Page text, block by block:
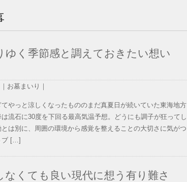
ゆく季節感と調えておきたい想い
｜お墓まいり｜
やっと涼しくなったもののまだ真夏日が続いていた東海地方
は流石に30度を下回る最高気温予想。どうにも調子が狂ってし
とは別に、周囲の環境から感覚を整えることの大切さに気がつ
ブ […]
なくても良い現代に想う有り難さ